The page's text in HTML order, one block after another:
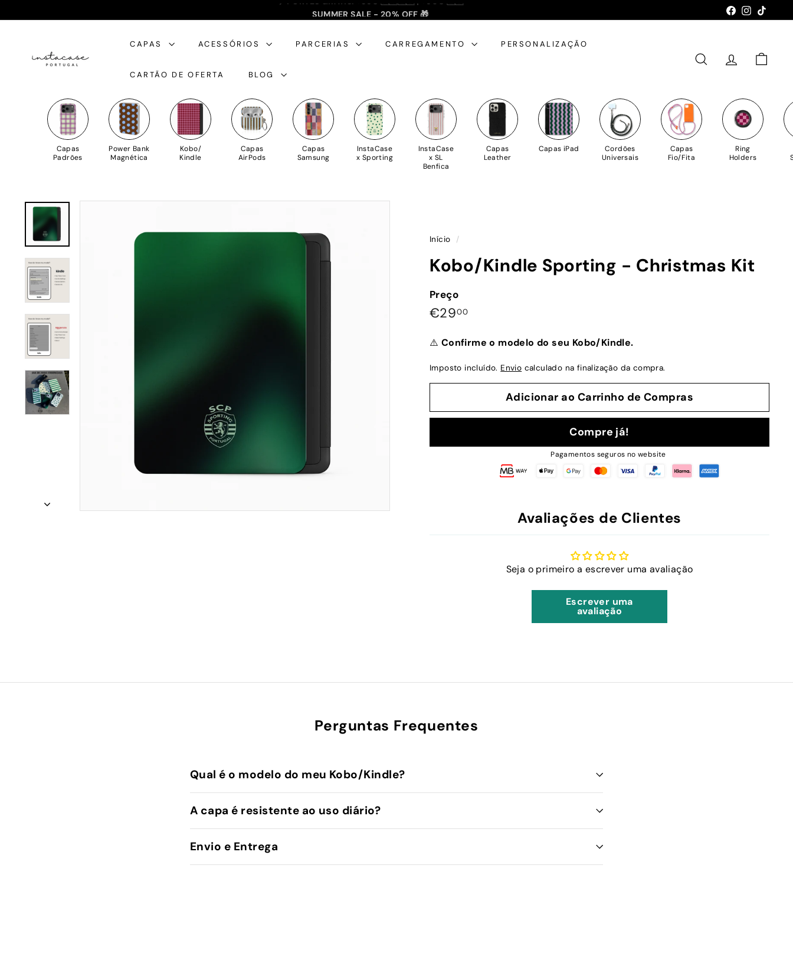
para
pausa
✈️ PORTES GRÁTIS: +35€ 🇵🇹🇪🇸 | +50€ 🇪🇺
SUMMER SALE - 20% OFF 🎁 Facebook
Instagram
CAPAS ACESSÓRIOS PARCERIAS CARREGAMENTO PERSONALIZAÇÃO
CARTÃO DE OFERTA BLOG
PESQUISAR
CONTA
Capas
Padrões
Power Bank
Magnética
Kobo/
Kindle
Capas
AirPods
Capas
Samsung
InstaCase
x Sporting
InstaCase
x SL
Benfica
Capas
Leather
Capas iPad
Cordões
Universais
Capas
Fio/Fita
Ring
Holders
Início /
Kobo/Kindle Sporting - Christmas Kit
Preço
Preço
€2900€29,00
⚠️ Confirme o modelo do seu Kobo/Kindle.
Imposto incluído. Envio calculado na finalização da compra.
Adicionar ao Carrinho de Compras
Compre já!
Pagamentos seguros no website
Avaliações de Clientes
Seja o primeiro a escrever uma avaliação
Escrever uma
avaliação
Perguntas Frequentes
Qual é o modelo do meu Kobo/Kindle?
A capa é resistente ao uso diário?
Envio e Entrega